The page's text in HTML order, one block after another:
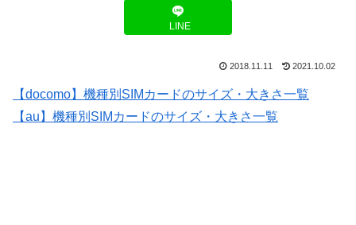
LINE
2018.11.11 2021.10.02
【docomo】機種別SIMカードのサイズ・大きさ一覧
【au】機種別SIMカードのサイズ・大きさ一覧